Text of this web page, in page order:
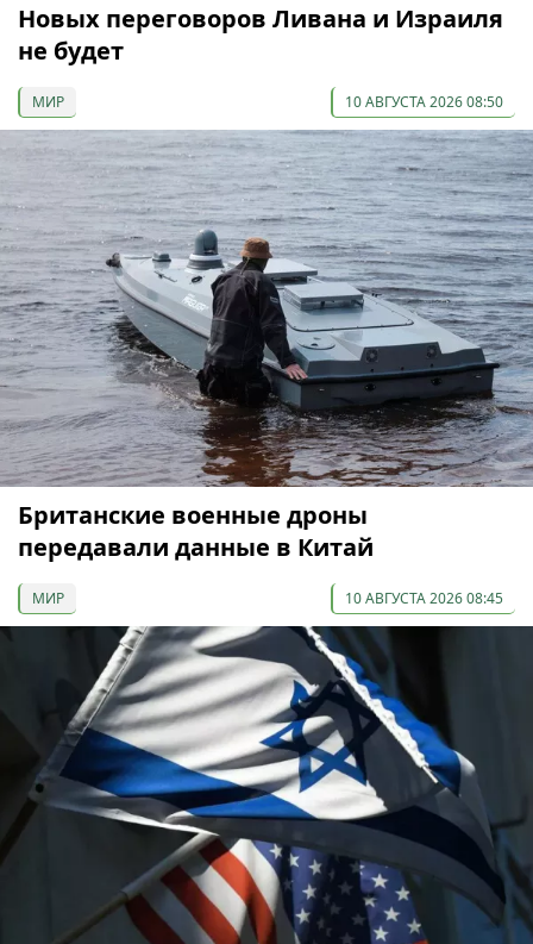
Новых переговоров Ливана и Израиля
не будет
МИР 10 АВГУСТА 2026 08:50
Британские военные дроны
передавали данные в Китай
МИР 10 АВГУСТА 2026 08:45